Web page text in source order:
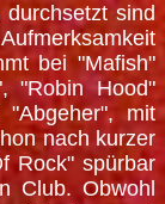
sind
bei "Mafish"
"Robin Hood"
"Abgeher", mit
nach kurzer
Rock" spürbar
Club. Obwohl